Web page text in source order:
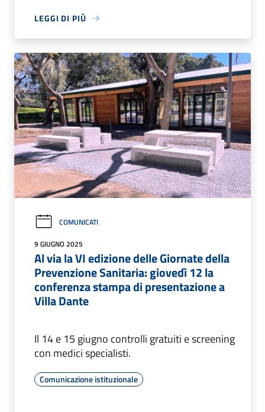
LEGGI DI PIÙ
COMUNICATI
9 GIUGNO 2025
Al via la VI edizione delle Giornate della
Prevenzione Sanitaria: giovedì 12 la
conferenza stampa di presentazione a
Villa Dante
Il 14 e 15 giugno controlli gratuiti e screening
con medici specialisti.
Comunicazione istituzionale